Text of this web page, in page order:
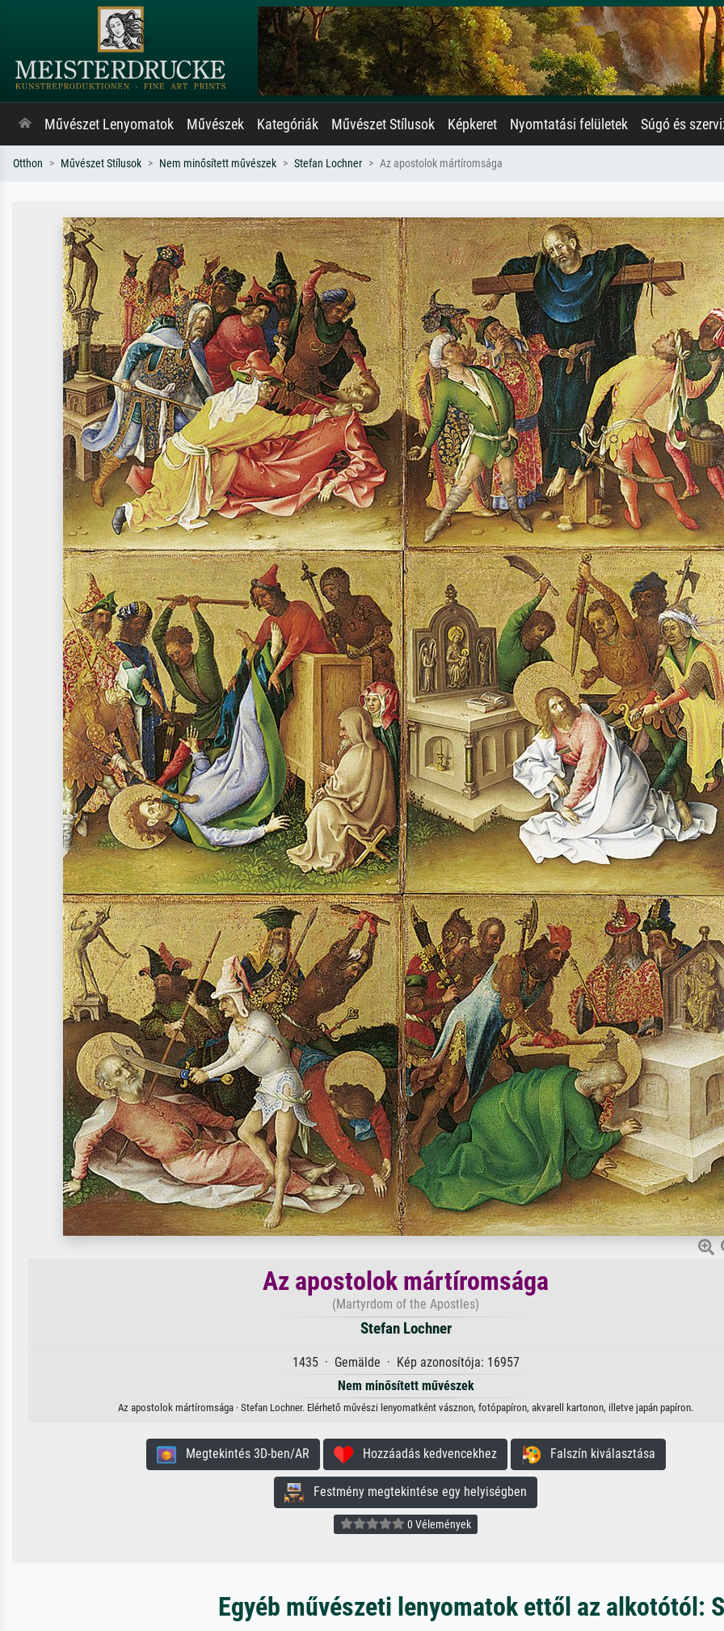
Művészet Lenyomatok Művészek Kategóriák Művészet Stílusok Képkeret Nyomtatási felületek Súgó és
Otthon Művészet Stílusok Nem minősített művészek Stefan Lochner Az apostolok mártíromsága
Az apostolok mártíromsága
(Martyrdom of the Apostles)
Stefan Lochner
1435 · Gemälde · Kép azonosítója: 16957
Nem minősített művészek
Az apostolok mártíromsága · Stefan Lochner. Elérhető művészi lenyomatként vásznon, fotópapíron, akvarell kartonon, illetve japán papíron.
Megtekintés 3D-ben/AR Hozzáadás kedvencekhez Falszín kiválasztása
Festmény megtekintése egy helyiségben
0 Vélemények
Egyéb művészeti lenyomatok ettől az alkotótól: